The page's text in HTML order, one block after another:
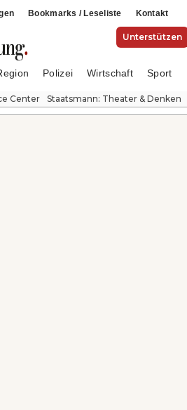
Bookmarks / Leseliste Kontakt
Unterstützen
Polizei Wirtschaft Sport
Center Staatsmann: Theater & Denken